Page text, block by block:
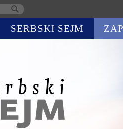
SERBSKI SEJM